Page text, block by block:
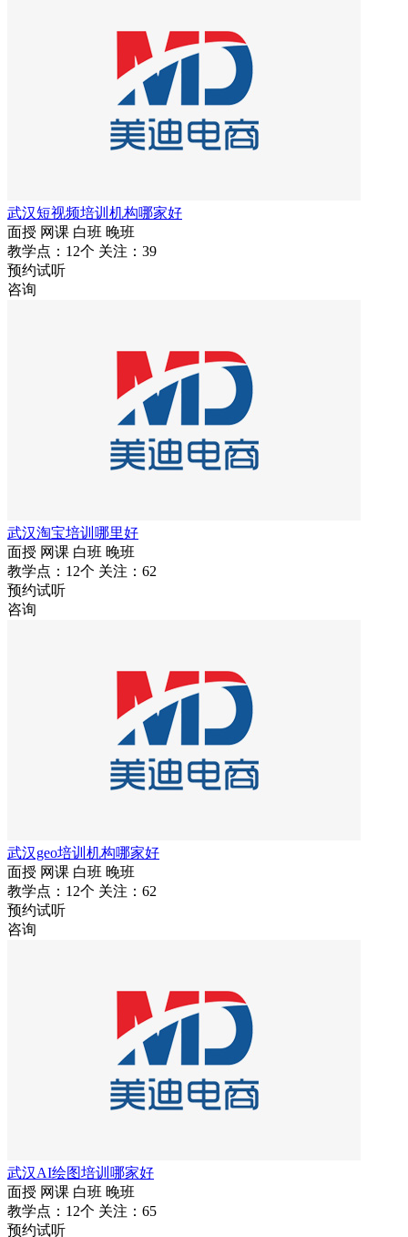
武汉短视频培训机构哪家好
面授 网课 白班 晚班
教学点：12个 关注：39
预约试听
咨询
武汉淘宝培训哪里好
面授 网课 白班 晚班
教学点：12个 关注：62
预约试听
咨询
武汉geo培训机构哪家好
面授 网课 白班 晚班
教学点：12个 关注：62
预约试听
咨询
武汉AI绘图培训哪家好
面授 网课 白班 晚班
教学点：12个 关注：65
预约试听